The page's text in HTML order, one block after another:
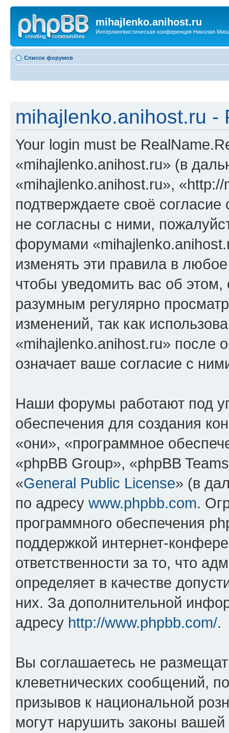
mihajlenko.anihost.ru
Интерлингвистическая конференция Николая
Список форумов
mihajlenko.anihost.ru -
Your login must be
«mihajlenko.anihost.ru» (в
«mihajlenko.anihost.ru»,
подтверждаете своё
не согласны с ними,
форумами
изменять эти правила в
чтобы уведомить вас об
разумным регулярно
изменений, так как
«mihajlenko.anihost.ru» после
означает ваше согласие с
Наши форумы работают под
обеспечения для создания
«они», «программное
«phpBB Group», «phpBB
«General Public License» (в
по адресу www.phpbb.com.
программного обеспечения
поддержкой интернет-
ответственности за то, что
определяет в качестве
них. За дополнительной
адресу http://www.phpbb.com/.
Вы соглашаетесь не
клеветнических сообщений,
призывов к национальной
могут нарушить законы